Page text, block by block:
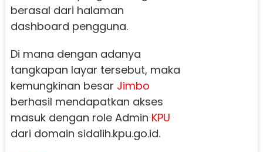
berasal dari halaman
dashboard pengguna.
Di mana dengan adanya
tangkapan layar tersebut, maka
kemungkinan besar Jimbo
berhasil mendapatkan akses
masuk dengan role Admin KPU
dari domain sidalih.kpu.go.id.